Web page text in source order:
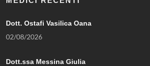
Dott. Ostafi Vasilica Oana
02/08/2026
Dott.ssa Messina Giulia